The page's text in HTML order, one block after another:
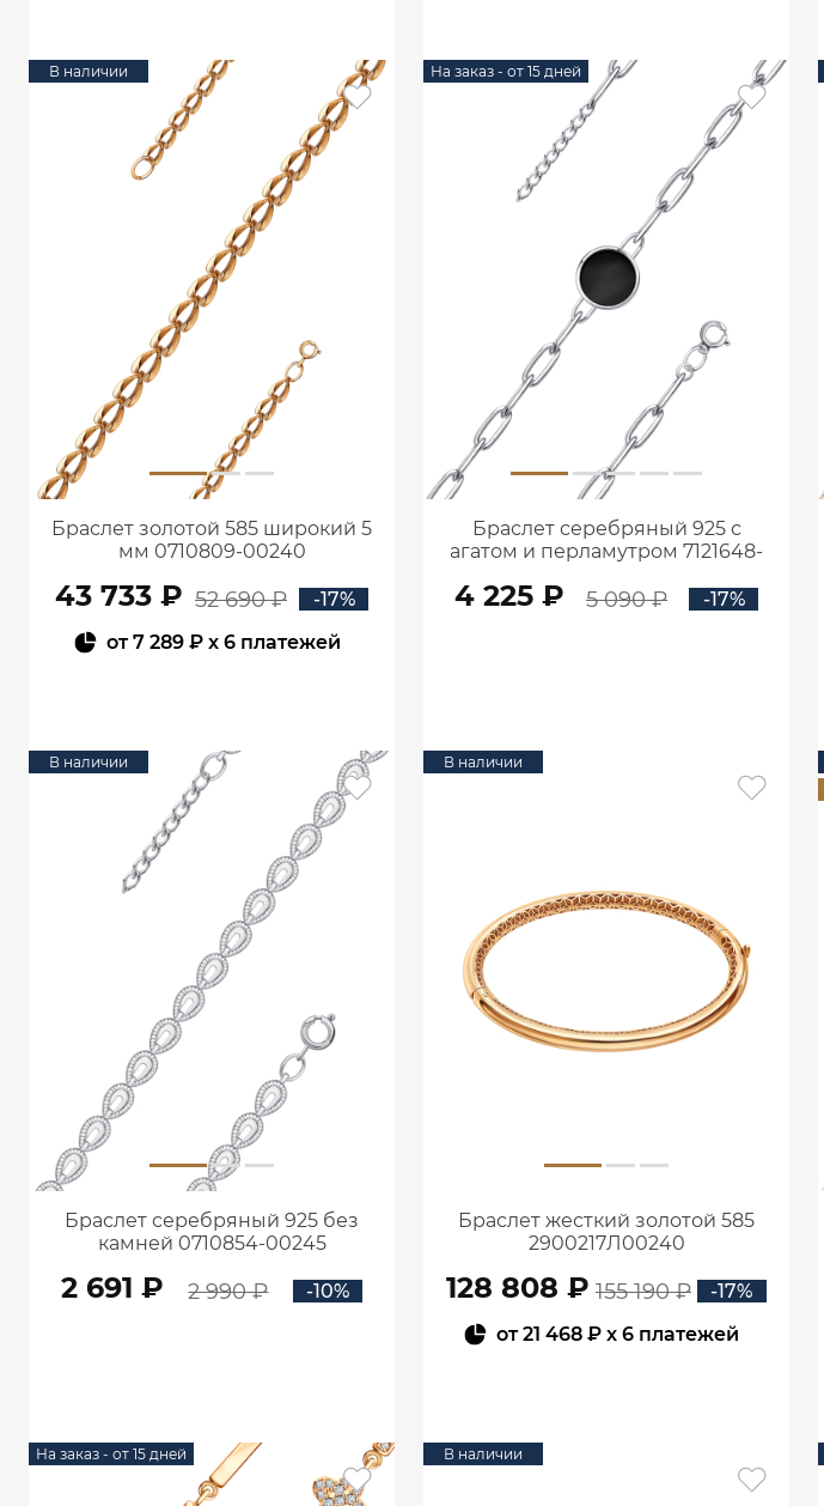
В наличии
Браслет золотой 585 широкий 5
мм 0710809-00240
43 733 ₽ 52 690 ₽
-17%
от7 289 ₽x 6 платежей
На заказ - от 15 дней
Браслет серебряный 925 с
агатом и перламутром 7121648-
4 225 ₽ 5 090 ₽ -17%
В наличии
Браслет серебряный 925 без
камней 0710854-00245
2 691 ₽ 2 990 ₽ -10%
В наличии
Браслет жесткий золотой 585
2900217Л00240
128 808 ₽ 155 190 ₽
-17%
от21 468 ₽ x 6 платежей
На заказ - от 15 дней В наличии